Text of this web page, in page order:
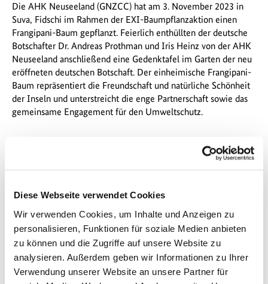
Diese Webseite verwendet Cookies
Wir verwenden Cookies, um Inhalte und Anzeigen zu
personalisieren, Funktionen für soziale Medien anbieten
zu können und die Zugriffe auf unsere Website zu
analysieren. Außerdem geben wir Informationen zu Ihrer
Verwendung unserer Website an unsere Partner für
Die AHK Neuseeland (GNZCC) hat am 3. November 2023 in
Suva, Fidschi im Rahmen der EXI-Baumpflanzaktion einen
Frangipani-Baum gepflanzt. Feierlich enthüllten der deutsche
Botschafter Dr. Andreas Prothman und Iris Heinz von der AHK
Neuseeland anschließend eine Gedenktafel im Garten der neu
eröffneten deutschen Botschaft. Der einheimische Frangipani-
Baum repräsentiert die Freundschaft und natürliche Schönheit
der Inseln und unterstreicht die enge Partnerschaft sowie das
gemeinsame Engagement für den Umweltschutz.
© AHK Neuseeland